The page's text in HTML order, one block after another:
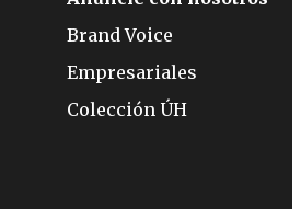
Brand Voice
Empresariales
Colección ÚH